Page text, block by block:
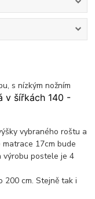
s nízkým nožním
v šířkách 140 -
vybraného roštu a
17cm bude
výrobu postele je 4
200 cm. Stejně tak i